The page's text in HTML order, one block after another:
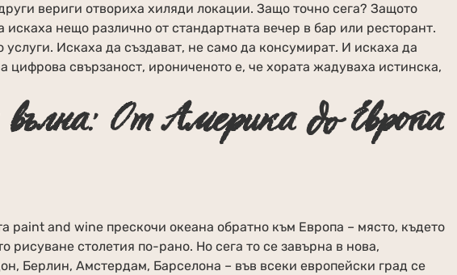
вериги отвориха хиляди локации. Защо точно сега? Защото
нещо различно от стандартната вечер в бар или ресторант.
Искаха да създават, не само да консумират. И искаха да
цифрова свързаност, ирониченото е, че хората жадуваха истинска,
От Америка до Европа
paint and wine прескочи океана обратно към Европа – място, където
рисуване столетия по-рано. Но сега то се завърна в нова,
Берлин, Амстердам, Барселона – във всеки европейски град се